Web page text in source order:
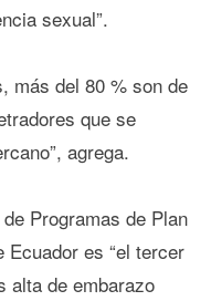
sexual”.
más del 80 % son de
que se
agrega.
Programas de Plan
Ecuador es “el tercer
alta de embarazo